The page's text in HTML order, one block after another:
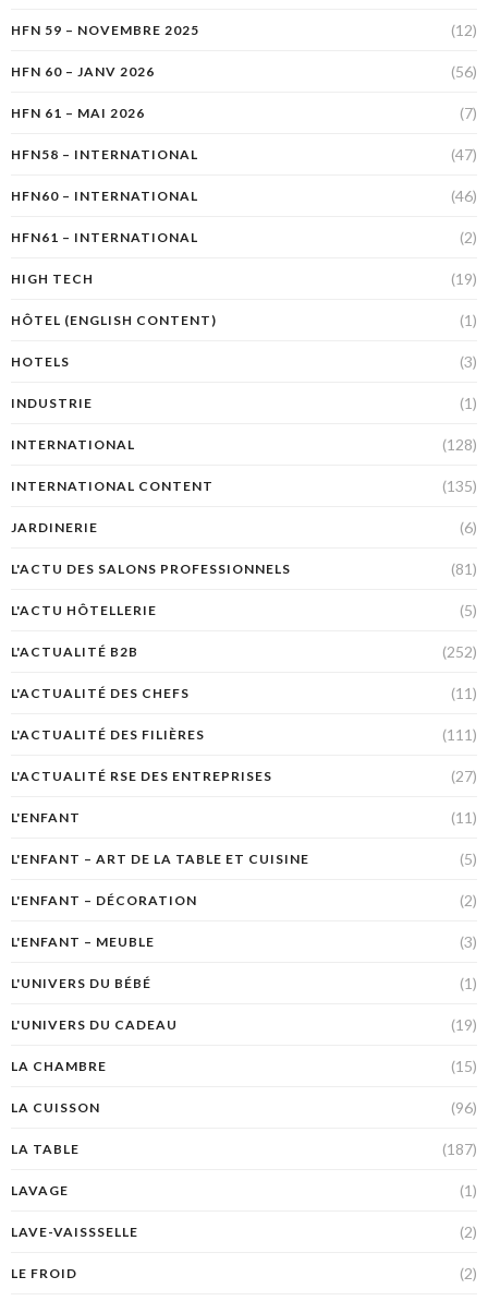
HFN 59 – NOVEMBRE 2025 (12)
HFN 60 – JANV 2026 (56)
HFN 61 – MAI 2026 (7)
HFN58 – INTERNATIONAL (47)
HFN60 – INTERNATIONAL (46)
HFN61 – INTERNATIONAL (2)
HIGH TECH (19)
HÔTEL (ENGLISH CONTENT) (1)
HOTELS (3)
INDUSTRIE (1)
INTERNATIONAL (128)
INTERNATIONAL CONTENT (135)
JARDINERIE (6)
L'ACTU DES SALONS PROFESSIONNELS (81)
L'ACTU HÔTELLERIE (5)
L'ACTUALITÉ B2B (252)
L'ACTUALITÉ DES CHEFS (11)
L'ACTUALITÉ DES FILIÈRES (111)
L'ACTUALITÉ RSE DES ENTREPRISES (27)
L'ENFANT (11)
L'ENFANT – ART DE LA TABLE ET CUISINE (5)
L'ENFANT – DÉCORATION (2)
L'ENFANT – MEUBLE (3)
L'UNIVERS DU BÉBÉ (1)
L'UNIVERS DU CADEAU (19)
LA CHAMBRE (15)
LA CUISSON (96)
LA TABLE (187)
LAVAGE (1)
LAVE-VAISSSELLE (2)
LE FROID (2)